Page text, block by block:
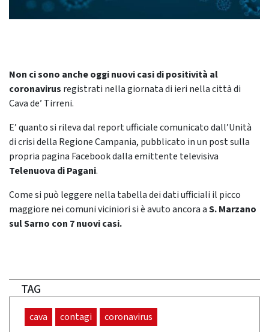
Non ci sono anche oggi nuovi casi di positività al
coronavirus registrati nella giornata di ieri nella città di
Cava de’ Tirreni.
E’ quanto si rileva dal report ufficiale comunicato dall’Unità
di crisi della Regione Campania, pubblicato in un post sulla
propria pagina Facebook dalla emittente televisiva
Telenuova di Pagani.
Come si può leggere nella tabella dei dati ufficiali il picco
maggiore nei comuni viciniori si è avuto ancora aS. Marzano
sul Sarno con 7 nuovicasi.
TAG
cava contagi coronavirus